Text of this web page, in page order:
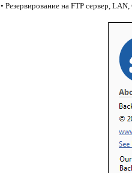
• Резервирование на FTP сервер,